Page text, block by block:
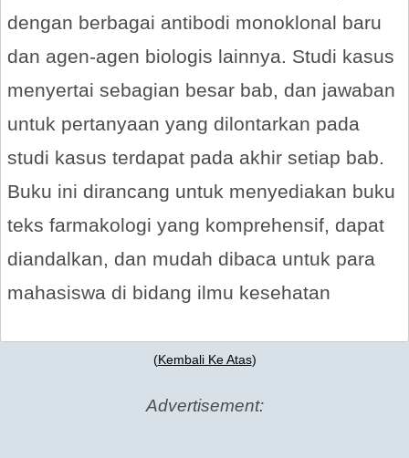
dengan berbagai antibodi monoklonal baru
dan agen-agen biologis lainnya. Studi kasus
menyertai sebagian besar bab, dan jawaban
untuk pertanyaan yang dilontarkan pada
studi kasus terdapat pada akhir setiap bab.
Buku ini dirancang untuk menyediakan buku
teks farmakologi yang komprehensif, dapat
diandalkan, dan mudah dibaca untuk para
mahasiswa di bidang ilmu kesehatan
(Kembali Ke Atas)
Advertisement: